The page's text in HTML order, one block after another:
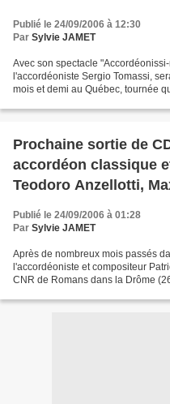
Publié le 24/09/2006 à 12:30
Par Sylvie JAMET
Avec son spectacle
l'accordéoniste Sergio Tomassi,
mois et demi au Québec, tournée
Prochaine sortie de
accordéon classique
Teodoro Anzellotti,
Bourlois, Angel Luis
Jacomucci, Matti Ran
Publié le 24/09/2006 à 01:28
Par Sylvie JAMET
Après de nombreux mois passés
l'accordéoniste et compositeur
CNR de Romans dans la Drôme